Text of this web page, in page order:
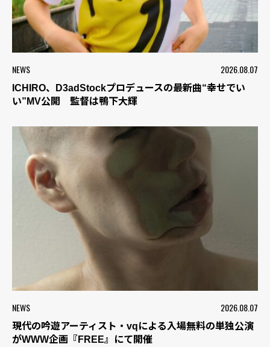
NEWS 2026.08.07
ICHIRO、D3adStockプロデュースの最新曲“幸せでい
い”MV公開 監督は鴨下大輝
NEWS 2026.08.07
現代の吟遊アーティスト・vqによる入場無料の単独公演
がWWW企画『FREE』にて開催